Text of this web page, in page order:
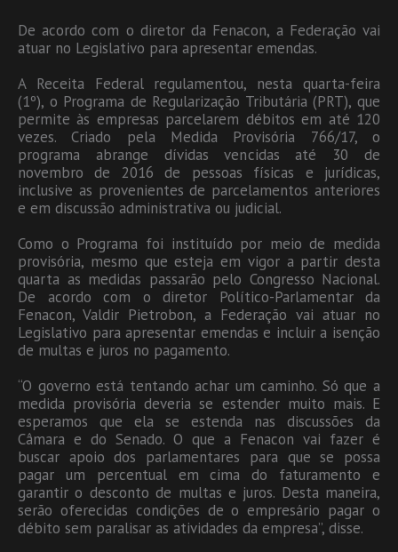
De acordo com o diretor da Fenacon, a Federação vai
atuar no Legislativo para apresentar emendas.
A Receita Federal regulamentou, nesta quarta-feira
(1º), o Programa de Regularização Tributária (PRT), que
permite às empresas parcelarem débitos em até 120
vezes. Criado pela Medida Provisória 766/17, o
programa abrange dívidas vencidas até 30 de
novembro de 2016 de pessoas físicas e jurídicas,
inclusive as provenientes de parcelamentos anteriores
e em discussão administrativa ou judicial.
Como o Programa foi instituído por meio de medida
provisória, mesmo que esteja em vigor a partir desta
quarta as medidas passarão pelo Congresso Nacional.
De acordo com o diretor Político-Parlamentar da
Fenacon, Valdir Pietrobon, a Federação vai atuar no
Legislativo para apresentar emendas e incluir a isenção
de multas e juros no pagamento.
“O governo está tentando achar um caminho. Só que a
medida provisória deveria se estender muito mais. E
esperamos que ela se estenda nas discussões da
Câmara e do Senado. O que a Fenacon vai fazer é
buscar apoio dos parlamentares para que se possa
pagar um percentual em cima do faturamento e
garantir o desconto de multas e juros. Desta maneira,
serão oferecidas condições de o empresário pagar o
débito sem paralisar as atividades da empresa”, disse.